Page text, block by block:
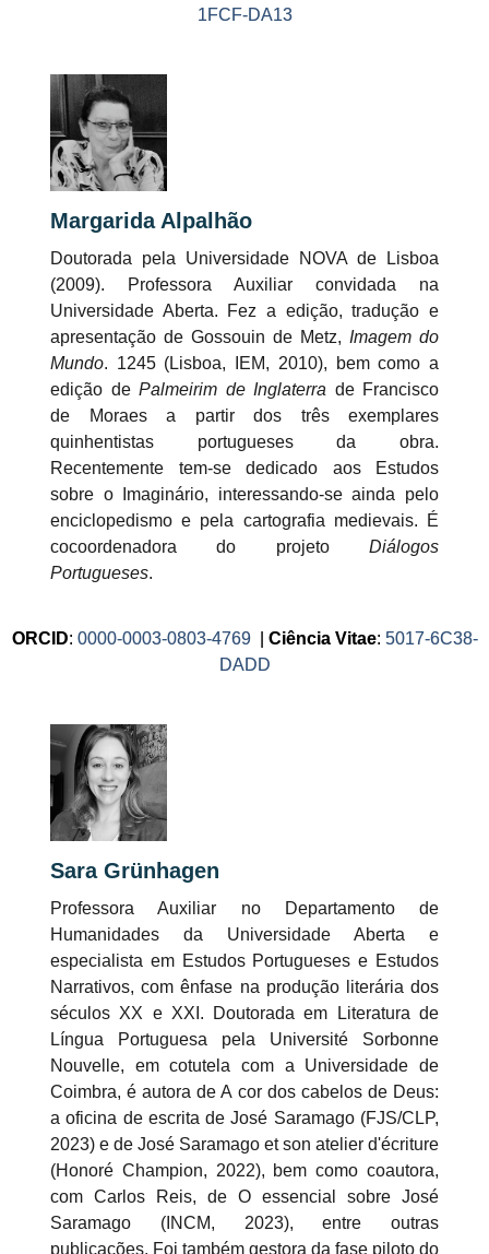
1FCF-DA13
Margarida Alpalhão
Doutorada pela Universidade NOVA de Lisboa
(2009). Professora Auxiliar convidada na
Universidade Aberta. Fez a edição, tradução e
apresentação de Gossouin de Metz, Imagem do
Mundo. 1245 (Lisboa, IEM, 2010), bem como a
edição de Palmeirim de Inglaterra de Francisco
de Moraes a partir dos três exemplares
quinhentistas portugueses da obra.
Recentemente tem-se dedicado aos Estudos
sobre o Imaginário, interessando-se ainda pelo
enciclopedismo e pela cartografia medievais. É
cocoordenadora do projeto Diálogos
Portugueses.
ORCID: 0000-0003-0803-4769| Ciência Vitae: 5017-6C38-
DADD
Sara Grünhagen
Professora Auxiliar no Departamento de
Humanidades da Universidade Aberta e
especialista em Estudos Portugueses e Estudos
Narrativos, com ênfase na produção literária dos
séculos XX e XXI. Doutorada em Literatura de
Língua Portuguesa pela Université Sorbonne
Nouvelle, em cotutela com a Universidade de
Coimbra, é autora de A cor dos cabelos de Deus:
a oficina de escrita de José Saramago (FJS/CLP,
2023) e de José Saramago et son atelier d'écriture
(Honoré Champion, 2022), bem como coautora,
com Carlos Reis, de O essencial sobre José
Saramago (INCM, 2023), entre outras
publicações. Foi também gestora da fase piloto do